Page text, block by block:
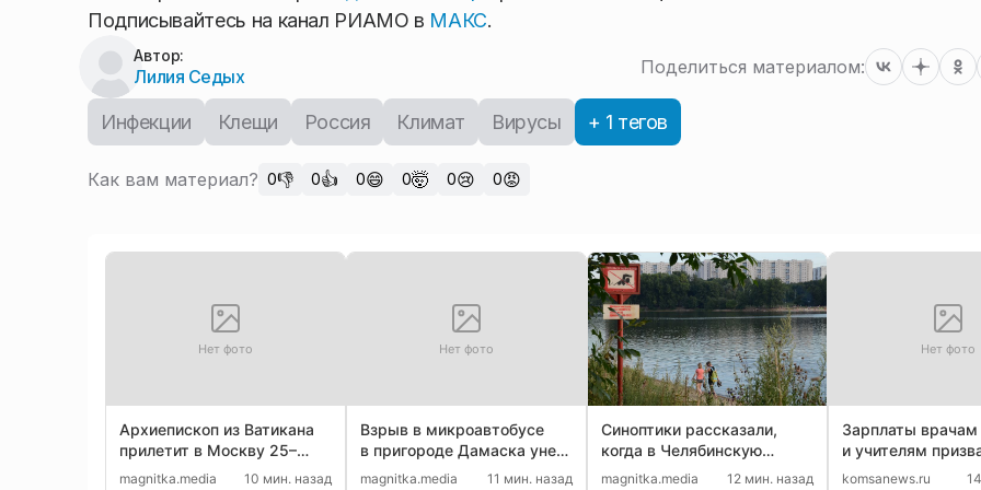
Подписывайтесь на канал РИАМО в МАКС.
Автор:
Лилия Седых Поделиться материалом:
Инфекции Клещи Россия Климат Вирусы + 1 тегов
Как вам материал? 0👎 0👍 0😄 0🤯 0😢 0😡
Нет фото
Архиепископ из Ватикана
прилетит в Москву 25–
28 августа
magnitka.media 10 мин. назад
Нет фото
Взрыв в микроавтобусе
в пригороде Дамаска унес
жизни двух человек
magnitka.media 11 мин. назад
Синоптики рассказали,
когда в Челябинскую
область вернется жара
magnitka.media 12 мин. назад
Нет фото
Зарплаты врачам
и учителям
повысить в России
komsanews.ru